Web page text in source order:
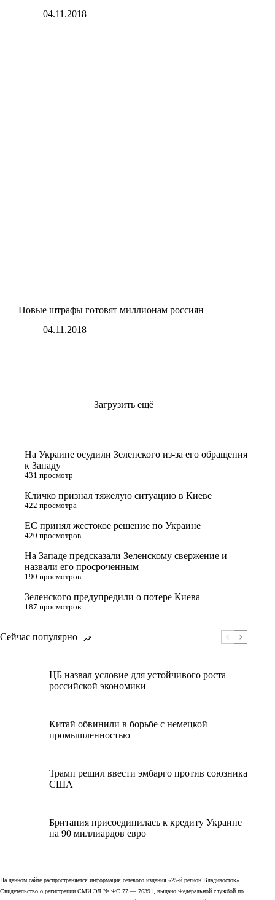
04.11.2018
Новые штрафы готовят миллионам россиян
04.11.2018
Загрузить ещё
На Украине осудили Зеленского из-за его обращения
к Западу
431 просмотр
Кличко признал тяжелую ситуацию в Киеве
422 просмотра
ЕС принял жестокое решение по Украине
420 просмотров
На Западе предсказали Зеленскому свержение и
назвали его просроченным
190 просмотров
Зеленского предупредили о потере Киева
187 просмотров
Сейчас популярно
ЦБ назвал условие для устойчивого роста
российской экономики
Китай обвинили в борьбе с немецкой
промышленностью
Трамп решил ввести эмбарго против союзника
США
Британия присоединилась к кредиту Украине
на 90 миллиардов евро
На данном сайте распространяется информация сетевого издания «25-й регион Владивосток».
Свидетельство о регистрации СМИ ЭЛ № ФС 77 — 76391, выдано Федеральной службой по